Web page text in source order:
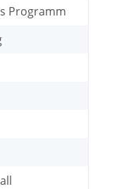
Programm